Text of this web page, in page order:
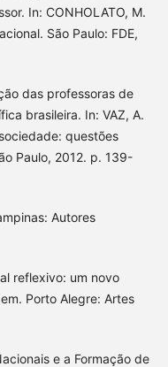
In: CONHOLATO, M.
São Paulo: FDE,
das professoras de
brasileira. In: VAZ, A.
questões
Paulo, 2012. p. 139-
Autores
reflexivo: um novo
Porto Alegre: Artes
e a Formação de